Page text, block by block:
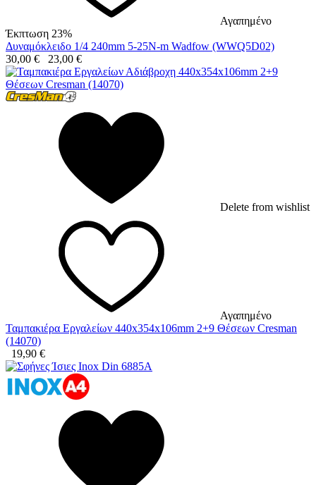
Αγαπημένο
Έκπτωση 23%
Δυναμόκλειδο 1/4 240mm 5-25N-m Wadfow (WWQ5D02)
30,00 € 23,00 €
Delete from wishlist
Αγαπημένο
Ταμπακιέρα Εργαλείων 440x354x106mm 2+9 Θέσεων Cresman
(14070)
19,90 €